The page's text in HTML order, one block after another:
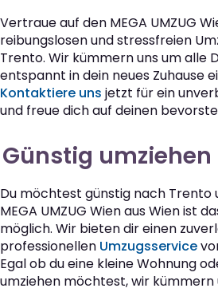
Vertraue auf den MEGA UMZUG
reibungslosen und stressfreien
Trento. Wir kümmern uns um alle
entspannt in dein neues Zuhause
Kontaktiere uns jetzt für ein
und freue dich auf deinen
Günstig
Du möchtest günstig nach Trento
MEGA UMZUG Wien aus Wien ist
möglich. Wir bieten dir einen
professionellen Umzugsservice
Egal ob du eine kleine Wohnung
umziehen möchtest, wir kümmern